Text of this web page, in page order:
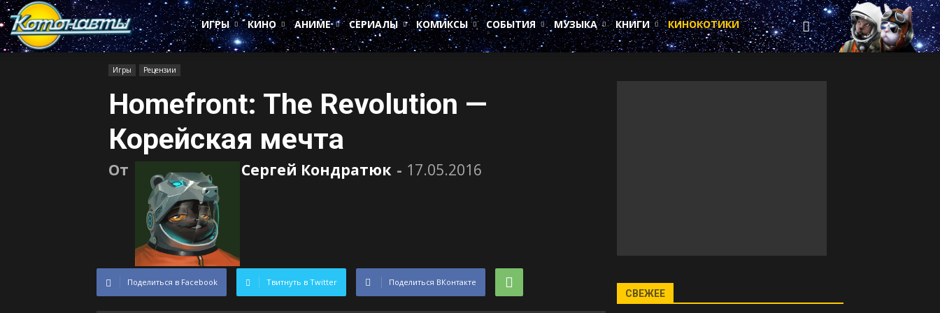
Котонавты
ИГРЫ
КИНО АНИМЕ СЕРИАЛЫ КОМИКСЫ СОБЫТИЯ МУЗЫКА КНИГИ КИНОКОТИКИ
Игры Рецензии
Homefront: The Revolution —
Корейская мечта
От Сергей Кондратюк - 17.05.2016
Поделиться в Facebook Твитнуть в Twitter Поделиться ВКонтакте
СВЕЖЕЕ